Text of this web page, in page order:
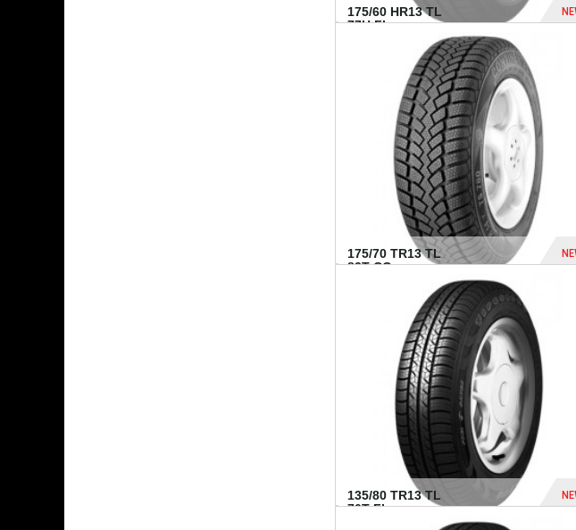
175/60 HR13 TL
77H FI...
394
175/70 TR13 TL
82T CO...
135/80 TR13 TL
70T FI...